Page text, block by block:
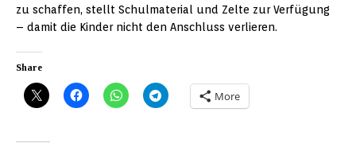
zu schaffen, stellt Schulmaterial und Zelte zur Verfügung
– damit die Kinder nicht den Anschluss verlieren.
Share
More